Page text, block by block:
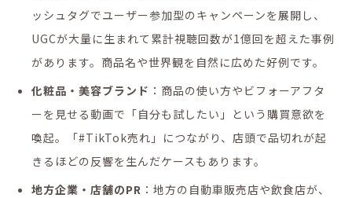
ッシュタグでユーザー参加型のキャンペーンを展開し、
UGCが大量に生まれて累計視聴回数が1億回を超えた事例
があります。商品名や世界観を自然に広めた好例です。
化粧品・美容ブランド ：商品の使い方やビフォーアフタ
ーを見せる動画で「自分も試したい」という購買意欲を
喚起。「#TikTok売れ」につながり、店頭で品切れが起
きるほどの反響を生んだケースもあります。
地方企業・店舗のPR ：地方の自動車販売店や飲食店が、